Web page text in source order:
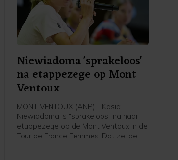
Niewiadoma 'sprakeloos'
na etappezege op Mont
Ventoux
MONT VENTOUX (ANP) - Kasia
Niewiadoma is "sprakeloos" na haar
etappezege op de Mont Ventoux in de
Tour de France Femmes. Dat zei de